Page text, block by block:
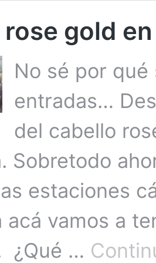
gold
No sé por
entradas…
del cabello
Sobretodo
estaciones
acá vamos a
¿Qué …